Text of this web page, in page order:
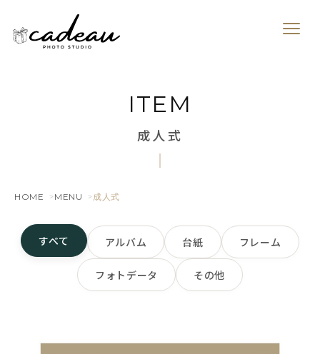
ITEM
成人式
HOME MENU 成人式
すべて アルバム 台紙 フレーム
フォトデータ その他